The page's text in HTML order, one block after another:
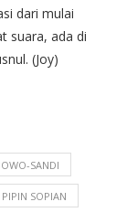
dari mulai
suara, ada di
(Joy)
SANDI
PIPIN SOPIAN